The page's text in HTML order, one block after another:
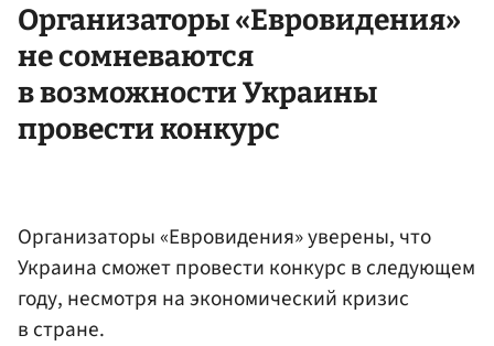
Организаторы «Евровидения»
не сомневаются
в возможности Украины
провести конкурс
Организаторы «Евровидения» уверены, что
Украина сможет провести конкурс в следующем
году, несмотря на экономический кризис
в стране.